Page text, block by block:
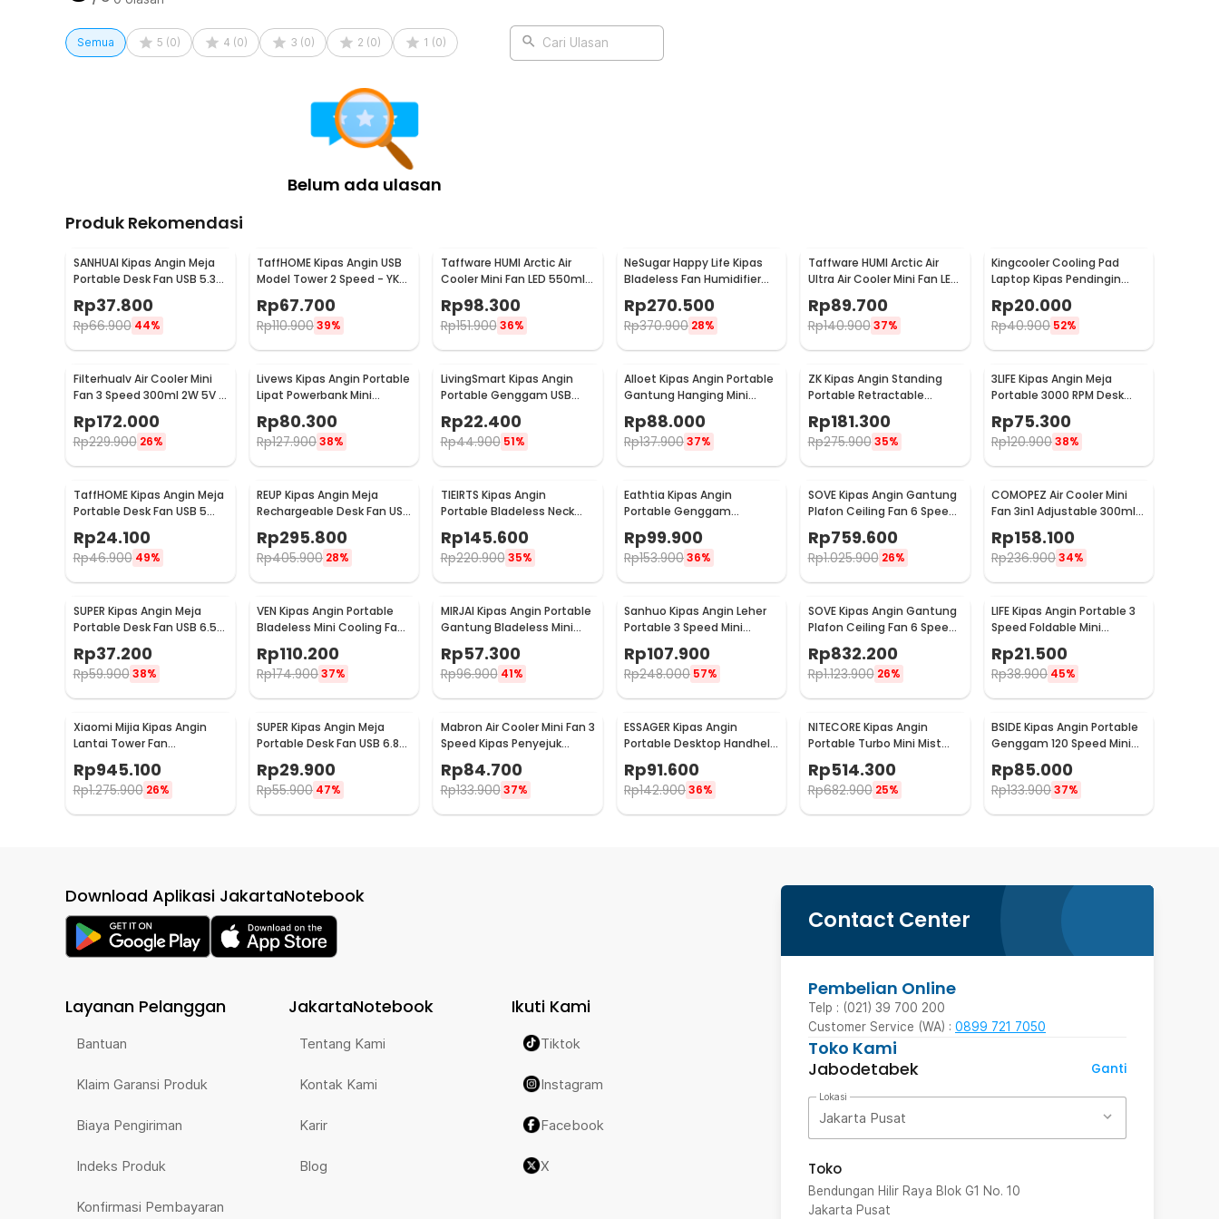
Semua 5 (0) 4 (0) 3 (0) 2 (0) 1 (0) Cari Ulasan
Belum ada ulasan
Produk Rekomendasi
SANHUAI Kipas Angin Meja
Portable Desk Fan USB 5.3
Inch 2.5W - A18
Rp37.800
Rp66.900 44%
TaffHOME Kipas Angin USB
Model Tower 2 Speed - YK-
Rp67.700
Rp110.90039%
Taffware HUMI Arctic Air
Cooler Mini Fan LED 550ml
8W 5V - AA-MC4
Rp98.300
Rp151.900 36%
NeSugar Happy Life Kipas
Bladeless Fan Humidifier
Rp270.500
Rp370.900 28%
Taffware HUMI Arctic Air
Ultra Air Cooler Mini Fan LED
400ml 8W 5V - K-F009
Rp89.700
Rp140.900 37%
Kingcooler Cooling Pad
Laptop Kipas Pendingin
Rp20.000
Rp40.900 52%
Filterhualv Air Cooler Mini
Fan 3 Speed 300ml 2W 5V -
Rp172.000
Rp229.900 26%
Livews Kipas Angin Portable
Lipat Powerbank Mini
Cooling Fan 3000mAh - F3
Rp80.300
Rp127.90038%
LivingSmart Kipas Angin
Portable Genggam USB
SS-2
Rp22.400
Rp44.900 51%
Alloet Kipas Angin Portable
Gantung Hanging Mini
Cooling Fan 1800mAh -
DQ203
Rp88.000
Rp137.90037%
ZK Kipas Angin Standing
Portable Retractable
Folding Fan 7200mAh - ZK-
20321
Rp181.300
Rp275.900 35%
3LIFE Kipas Angin Meja
Portable 3000 RPM Desk
Fan USB 4.8 Inch 5W - 312
Rp75.300
Rp120.90038%
TaffHOME Kipas Angin Meja
Portable Desk Fan USB 5
Rp24.100
Rp46.900 49%
REUP Kipas Angin Meja
Rechargeable Desk Fan USB
7 Inch 10000mAh - DQ212
Rp295.800
Rp405.900 28%
TIEIRTS Kipas Angin
Portable Bladeless Neck
Mini Cooling Fan 5000mAh
- H12
Rp145.600
Rp220.900 35%
Eathtia Kipas Angin
Portable Genggam
2200mAh - WX-622
Rp99.900
Rp153.90036%
SOVE Kipas Angin Gantung
Plafon Ceiling Fan 6 Speed
Reversible 52 Inch - FS2007
Rp759.600
Rp1.025.900 26%
COMOPEZ Air Cooler Mini
Fan 3in1 Adjustable 300ml
18W 9V - YY-01
Rp158.100
Rp236.90034%
SUPER Kipas Angin Meja
Portable Desk Fan USB 6.5
Inch 4.5W - A8
Rp37.200
Rp59.900 38%
VEN Kipas Angin Portable
Bladeless Mini Cooling Fan
Rp110.200
Rp174.90037%
MIRJAI Kipas Angin Portable
Gantung Bladeless Mini
Cooling Fan 1200mAh - 6171
Rp57.300
Rp96.900 41%
Sanhuo Kipas Angin Leher
Portable 3 Speed Mini
Rp107.900
Rp248.000 57%
SOVE Kipas Angin Gantung
Plafon Ceiling Fan 6 Speed
LED 52 Inch - FS2008
Rp832.200
Rp1.123.900 26%
LIFE Kipas Angin Portable 3
Speed Foldable Mini
Rp21.500
Rp38.900 45%
Xiaomi Mijia Kipas Angin
Lantai Tower Fan
BPTS02DM
Rp945.100
Rp1.275.900 26%
SUPER Kipas Angin Meja
Portable Desk Fan USB 6.8
Rp29.900
Rp55.900 47%
Mabron Air Cooler Mini Fan 3
Speed Kipas Penyejuk
Ruangan 600ml 10W 5V -
MB-60
Rp84.700
Rp133.900 37%
ESSAGER Kipas Angin
Portable Desktop Handheld
Mini Cooling Fan 1200mAh -
F-055
Rp91.600
Rp142.90036%
NITECORE Kipas Angin
Portable Turbo Mini Mist
Cooling Fan 3500 mAh -
izzCool 30
Rp514.300
Rp682.900 25%
BSIDE Kipas Angin Portable
Genggam 120 Speed Mini
Cooling Fan 2000mAh - M6
Rp85.000
Rp133.90037%
Contact Center
Pembelian Online
Telp : (021) 39 700 200
Customer Service (WA) : 0899 721 7050
Toko Kami
Jabodetabek
Ganti
Lokasi
Jakarta Pusat
Toko
Bendungan Hilir Raya Blok G1 No. 10
Jakarta Pusat
Download Aplikasi JakartaNotebook
Layanan Pelanggan
Bantuan
Klaim Garansi Produk
Biaya Pengiriman
Indeks Produk
Konfirmasi Pembayaran
JakartaNotebook
Tentang Kami
Kontak Kami
Karir
Blog
Ikuti Kami
Tiktok
Instagram
Facebook
X